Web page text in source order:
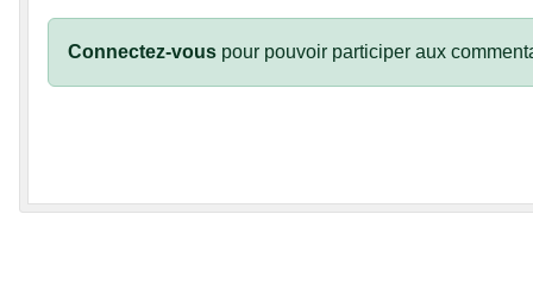
Connectez-vous pour pouvoir participer aux